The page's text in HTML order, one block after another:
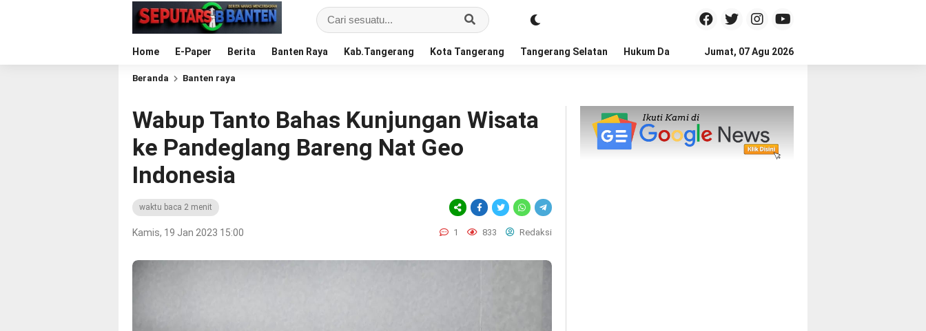
Home E-Paper Berita Banten Raya Kab.Tangerang Kota Tangerang Tangerang Selatan Hukum Dan Kriminal Politik Pendidikan
Jumat, 07 Agu 2026
Beranda Banten raya
Wabup Tanto Bahas Kunjungan Wisata
ke Pandeglang Bareng Nat Geo
Indonesia
waktu baca 2 menit
Kamis, 19 Jan 2023 15:00 1 833 Redaksi